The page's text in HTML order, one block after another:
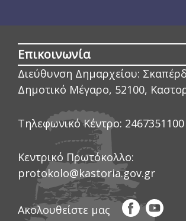
Επικοινωνία
Διεύθυνση Δημαρχείου:
Δημοτικό Μέγαρο, 52100,
Τηλεφωνικό Κέντρο: 2467351100
Κεντρικό Πρωτόκολλο:
protokolo@kastoria.gov.gr
Ακολουθείστε μας